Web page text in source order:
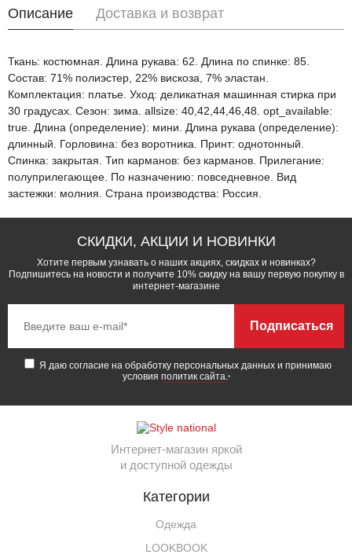
Описание Доставка и возврат
Ткань: костюмная. Длина рукава: 62. Длина по спинке: 85.
Состав: 71% полиэстер, 22% вискоза, 7% эластан.
Комплектация: платье. Уход: деликатная машинная стирка при
30 градусах. Сезон: зима. allsize: 40,42,44,46,48. opt_available:
true. Длина (определение): мини. Длина рукава (определение):
длинный. Горловина: без воротника. Принт: однотонный.
Спинка: закрытая. Тип карманов: без карманов. Прилегание:
полуприлегающее. По назначению: повседневное. Вид
застежки: молния. Страна производства: Россия.
СКИДКИ, АКЦИИ И НОВИНКИ
Хотите первым узнавать о наших акциях, скидках и новинках?
Подпишитесь на новости и получите 10% скидку на вашу первую покупку в
интернет-магазине
Я даю согласие на обработку персональных данных и принимаю
условия политик сайта.*
Подписаться
Интернет-магазин яркой
и доступной одежды
Категории
Одежда
LOOKBOOK